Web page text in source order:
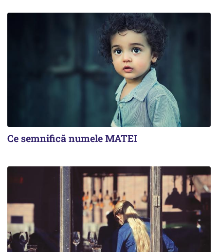
Ce semnifică numele MATEI